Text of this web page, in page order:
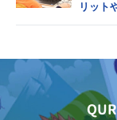
リット